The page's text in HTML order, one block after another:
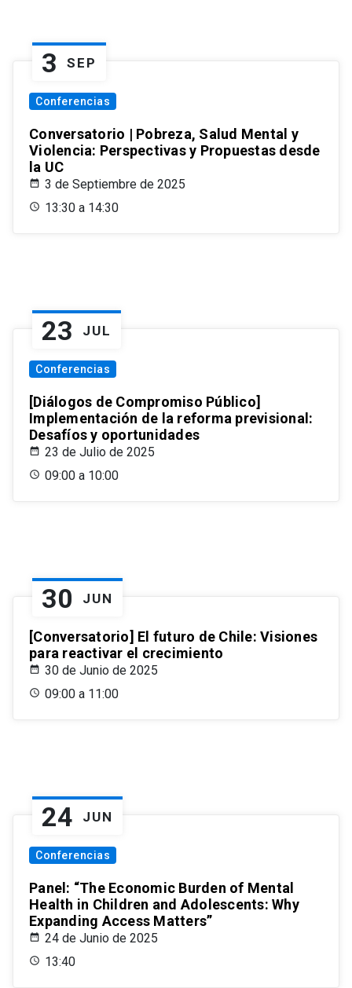
3 SEP
Conferencias
Conversatorio | Pobreza, Salud Mental y
Violencia: Perspectivas y Propuestas desde
la UC
3 de Septiembre de 2025
13:30 a 14:30
23 JUL
Conferencias
[Diálogos de Compromiso Público]
Implementación de la reforma previsional:
Desafíos y oportunidades
23 de Julio de 2025
09:00 a 10:00
30 JUN
[Conversatorio] El futuro de Chile: Visiones
para reactivar el crecimiento
30 de Junio de 2025
09:00 a 11:00
24 JUN
Conferencias
Panel: “The Economic Burden of Mental
Health in Children and Adolescents: Why
Expanding Access Matters”
24 de Junio de 2025
13:40